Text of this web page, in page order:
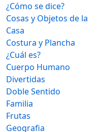
¿Cómo se dice?
Cosas y Objetos de la
Casa
Costura y Plancha
¿Cuál es?
Cuerpo Humano
Divertidas
Doble Sentido
Familia
Frutas
Geografia